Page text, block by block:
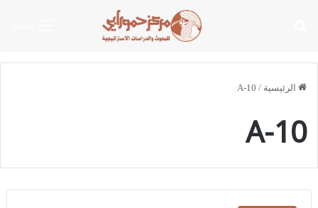
الرئيسية /
A-10
A-10